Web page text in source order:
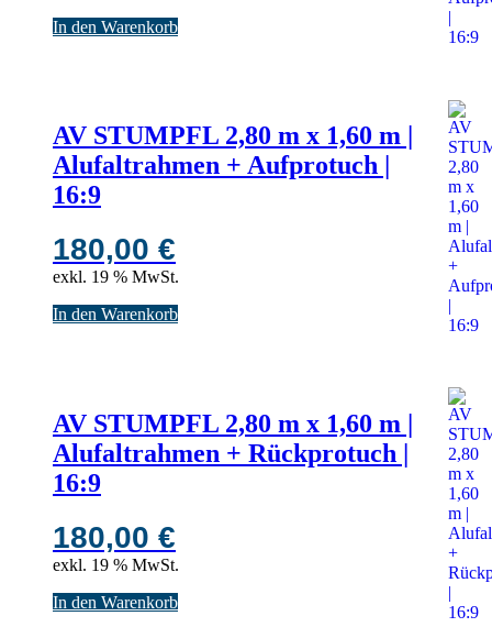
In den Warenkorb
AV STUMPFL 2,80 m x 1,60 m |
Alufaltrahmen + Aufprotuch |
16:9
180,00 €
exkl. 19 % MwSt.
In den Warenkorb
AV STUMPFL 2,80 m x 1,60 m |
Alufaltrahmen + Rückprotuch |
16:9
180,00 €
exkl. 19 % MwSt.
In den Warenkorb